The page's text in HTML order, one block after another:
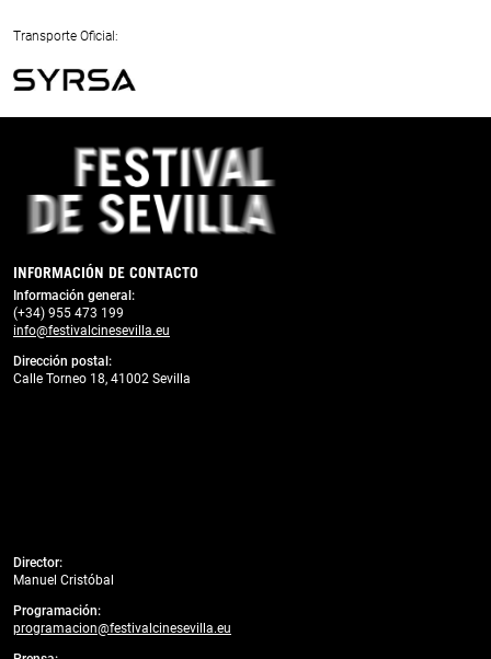
Next
Transporte Oficial:
Previous
INFORMACIÓN DE CONTACTO
Información general:
(+34) 955 473 199
info@festivalcinesevilla.eu
Dirección postal:
Calle Torneo 18, 41002 Sevilla
Director:
Manuel Cristóbal
Programación:
programacion@festivalcinesevilla.eu